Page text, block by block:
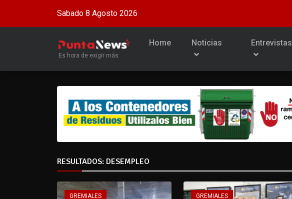
Sabado 8 Agosto 2026
Es hora de exigir más
Home Noticias Entrevistas
RESULTADOS: DESEMPLEO
GREMIALES GREMIALES